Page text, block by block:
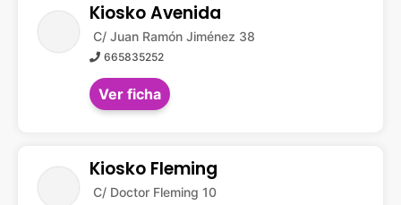
Kiosko Avenida
C/ Juan Ramón Jiménez 38
665835252
Ver ficha
Kiosko Fleming
C/ Doctor Fleming 10